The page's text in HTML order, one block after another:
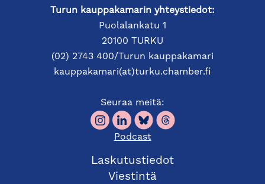
Turun kauppakamarin yhteystiedot:
Puolalankatu 1
20100 TURKU
(02) 2743 400/Turun kauppakamari
kauppakamari(at)turku.chamber.fi
Seuraa meitä:
Podcast
Laskutustiedot
Viestintä